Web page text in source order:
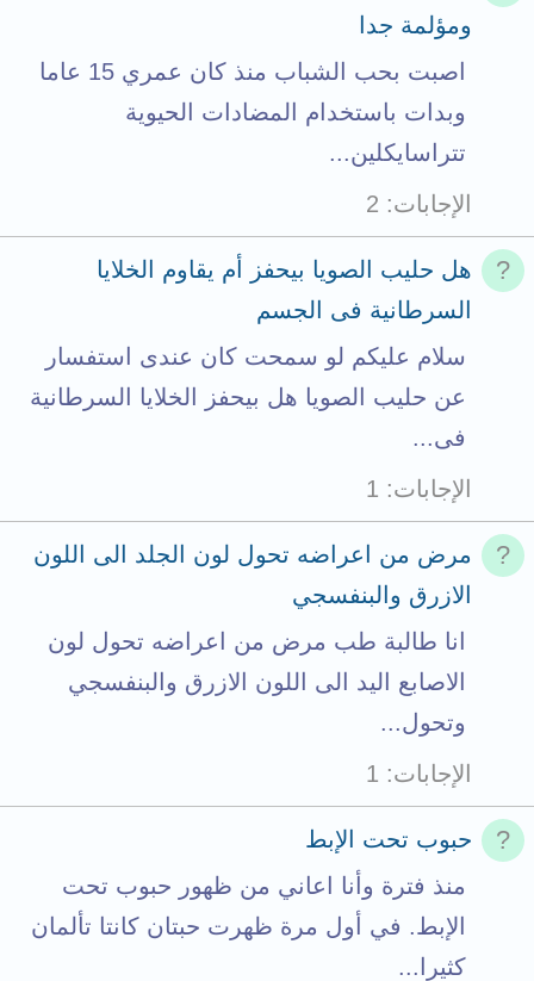
ومؤلمة جدا
اصبت بحب الشباب منذ كان عمري 15 عاما
وبدات باستخدام المضادات الحيوية
تتراسايكلين...
الإجابات
2
هل حليب الصويا بيحفز أم يقاوم الخلايا
السرطانية فى الجسم
سلام عليكم لو سمحت كان عندى استفسار
عن حليب الصويا هل بيحفز الخلايا السرطانية
فى...
الإجابات
1
مرض من اعراضه تحول لون الجلد الى اللون
الازرق والبنفسجي
انا طالبة طب مرض من اعراضه تحول لون
الاصابع اليد الى اللون الازرق والبنفسجي
وتحول...
الإجابات
1
حبوب تحت الإبط
منذ فترة وأنا اعاني من ظهور حبوب تحت
الإبط. في أول مرة ظهرت حبتان كانتا تألمان
كثيرا...